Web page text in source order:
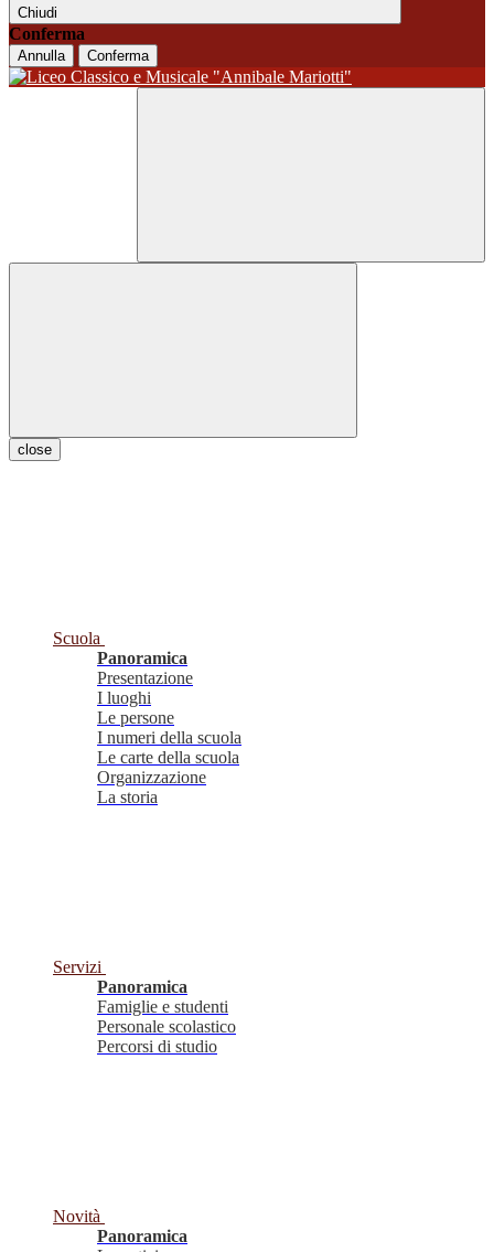
Chiudi
Conferma
Annulla Conferma
close
Scuola
Panoramica
Presentazione
I luoghi
Le persone
I numeri della scuola
Le carte della scuola
Organizzazione
La storia
Servizi
Panoramica
Famiglie e studenti
Personale scolastico
Percorsi di studio
Novità
Panoramica